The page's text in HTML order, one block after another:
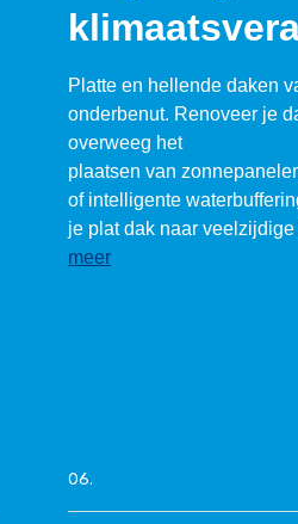
Platte en hellende daken
onderbenut. Renoveer je
overweeg het
plaatsen van
of intelligente
je plat dak naar veelzijdige
meer
06.